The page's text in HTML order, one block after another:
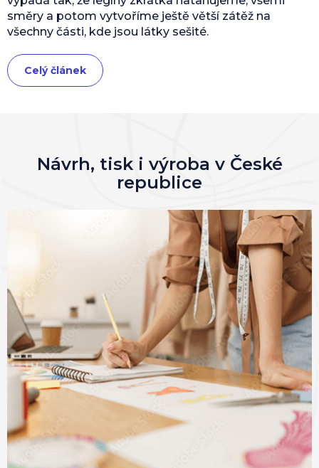
směry a potom vytvoříme ještě větší zátěž na
všechny části, kde jsou látky sešité.
Celý článek
Návrh, tisk i výroba v České
republice